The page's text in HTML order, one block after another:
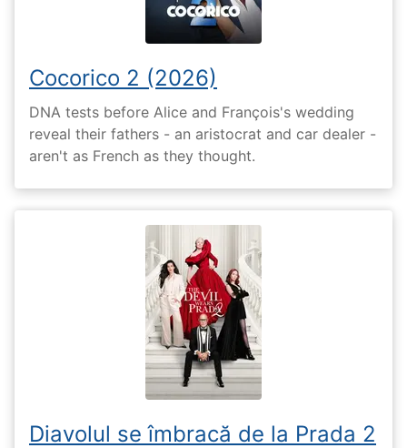
Cocorico 2 (2026)
DNA tests before Alice and François's wedding
reveal their fathers - an aristocrat and car dealer -
aren't as French as they thought.
Diavolul se îmbracă de la Prada 2